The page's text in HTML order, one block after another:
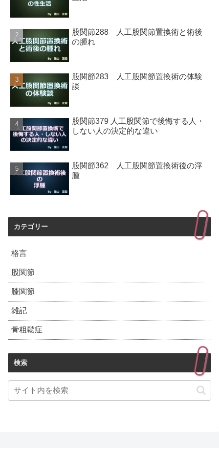
股関節288 人工股関節置換術と術後
の腫れ
股関節283 人工股関節置換術の体験
談
股関節379 人工股関節で後悔する人・
しない人の決定的な違い
股関節362 人工股関節置換術後の浮
腫
カテゴリー
格言
股関節
膝関節
雑記
骨粗鬆症
検索